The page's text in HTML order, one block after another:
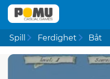
Spill Ferdighet Båt